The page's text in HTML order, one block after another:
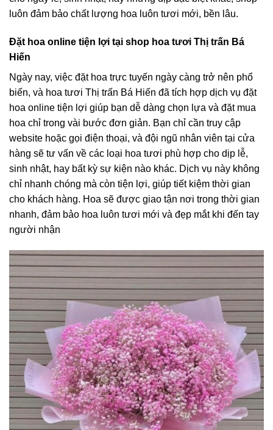
luôn đảm bảo chất lượng hoa luôn tươi mới, bền lâu.
Đặt hoa online tiện lợi tại shop hoa tươi Thị trấn Bá
Hiến
Ngày nay, việc đặt hoa trực tuyến ngày càng trở nên phổ
biến, và hoa tươi Thị trấn Bá Hiến đã tích hợp dịch vụ đặt
hoa online tiện lợi giúp bạn dễ dàng chọn lựa và đặt mua
hoa chỉ trong vài bước đơn giản. Bạn chỉ cần truy cập
website hoặc gọi điện thoại, và đội ngũ nhân viên tại cửa
hàng sẽ tư vấn về các loại hoa tươi phù hợp cho dịp lễ,
sinh nhật, hay bất kỳ sự kiện nào khác. Dịch vụ này không
chỉ nhanh chóng mà còn tiện lợi, giúp tiết kiệm thời gian
cho khách hàng. Hoa sẽ được giao tận nơi trong thời gian
nhanh, đảm bảo hoa luôn tươi mới và đẹp mắt khi đến tay
người nhận